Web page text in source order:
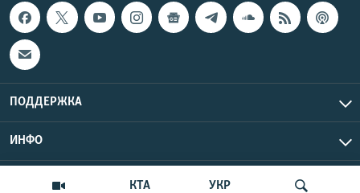
КТА УКР
ПОДДЕРЖКА
ИНФО
Copyright Крым.Реалии, 2026 | Все права защищены.
UTC+3